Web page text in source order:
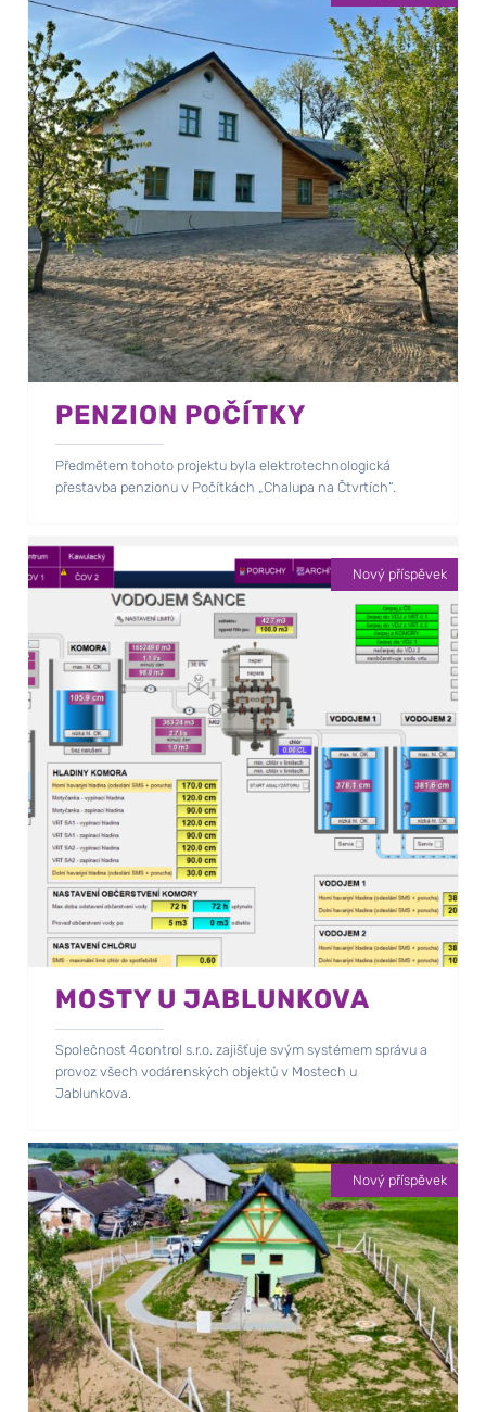
PENZION POČÍTKY
Předmětem tohoto projektu byla elektrotechnologická
přestavba penzionu v Počítkách „Chalupa na Čtvrtích“.
Nový příspěvek
MOSTY U JABLUNKOVA
Společnost 4control s.r.o. zajišťuje svým systémem správu a
provoz všech vodárenských objektů v Mostech u
Jablunkova.
Nový příspěvek